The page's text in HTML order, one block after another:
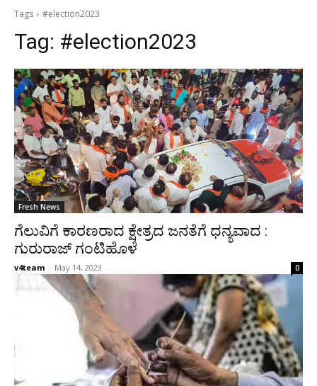
Tags #election2023
Tag: #election2023
Fresh News
ಗೆಲುವಿಗೆ ಕಾರಣರಾದ ಕ್ಷೇತ್ರದ ಜನತೆಗೆ ಧನ್ಯವಾದ :
ಗುರುರಾಜ್ ಗಂಟಿಹೊಳೆ
v4team - May 14, 2023 0